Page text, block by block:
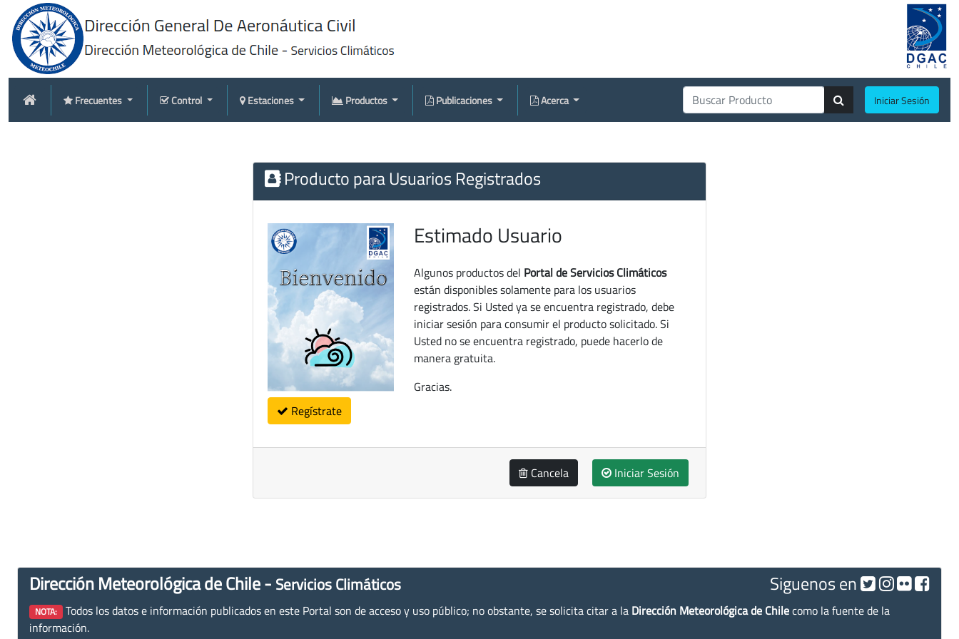
Frecuentes Control Estaciones Productos Publicaciones Acerca Iniciar Sesión
Producto para Usuarios Registrados
Regístrate
Estimado Usuario
Algunos productos del Portal de Servicios Climáticos
están disponibles solamente para los usuarios
registrados. Si Usted ya se encuentra registrado, debe
iniciar sesión para consumir el producto solicitado. Si
Usted no se encuentra registrado, puede hacerlo de
manera gratuita.
Gracias.
Cancela Iniciar Sesión
Dirección Meteorológica de Chile - Servicios Climáticos Siguenos en
NOTA: Todos los datos e información publicados en este Portal son de acceso y uso público; no obstante, se solicita citar a la Dirección Meteorológica de Chilecomo la fuente de la
información.